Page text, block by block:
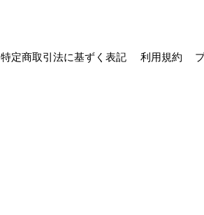
特定商取引法に基ずく表記 利用規約